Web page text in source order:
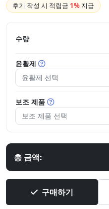
후기 작성 시 적립금 1% 지급
수량
윤활제
윤활제 선택
보조 제품
보조 제품 선택
총 금액:
구매하기